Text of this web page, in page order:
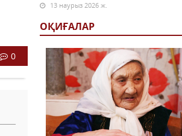
0
13 наурыз 2026 ж.
ОҚИҒАЛАР